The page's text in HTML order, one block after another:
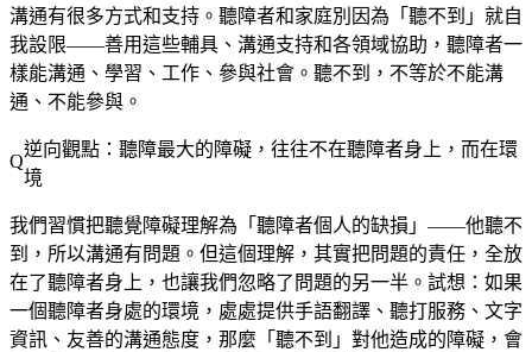
溝通有很多方式和支持。聽障者和家庭別因為「聽不到」就自
我設限——善用這些輔具、溝通支持和各領域協助，聽障者一
樣能溝通、學習、工作、參與社會。聽不到，不等於不能溝
通、不能參與。
逆向觀點：聽障最大的障礙，往往不在聽障者身上，而在環
境
我們習慣把聽覺障礙理解為「聽障者個人的缺損」——他聽不
到，所以溝通有問題。但這個理解，其實把問題的責任，全放
在了聽障者身上，也讓我們忽略了問題的另一半。試想：如果
一個聽障者身處的環境，處處提供手語翻譯、聽打服務、文字
資訊、友善的溝通態度，那麼「聽不到」對他造成的障礙，會